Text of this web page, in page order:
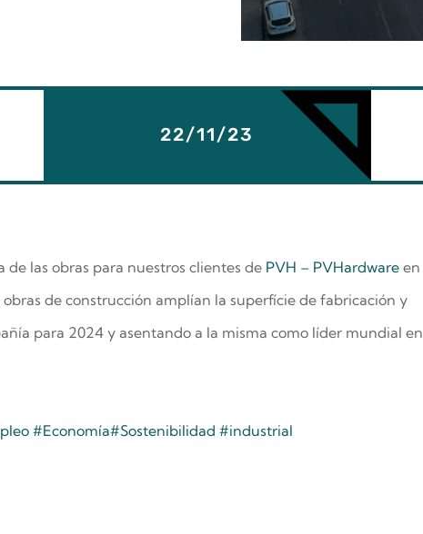
22/11/23
las obras para nuestros clientes de PVH – PVHardware en
de construcción amplían la superfície de fabricación y
para 2024 y asentando a la misma como líder mundial en
#Economía#Sostenibilidad #industrial